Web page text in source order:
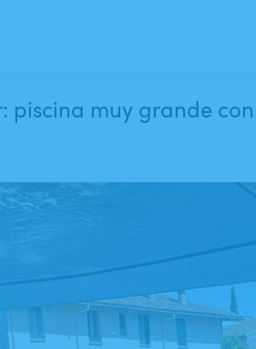
Casa Aguilar: piscina muy